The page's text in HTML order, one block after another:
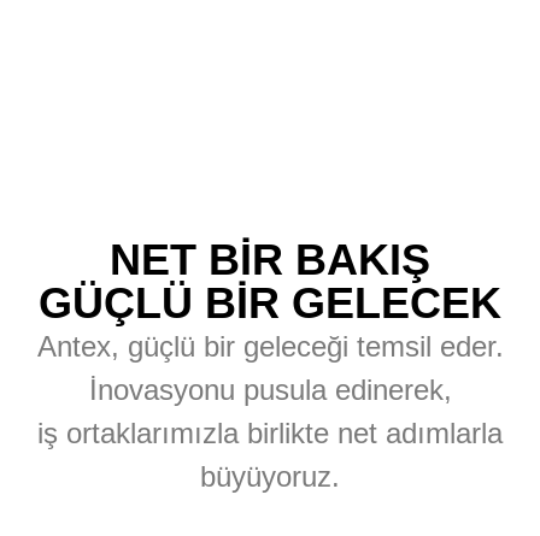
NET BİR BAKIŞ
GÜÇLÜ BİR GELECEK
Antex, güçlü bir geleceği temsil eder.
İnovasyonu pusula edinerek,
iş ortaklarımızla birlikte net adımlarla
büyüyoruz.